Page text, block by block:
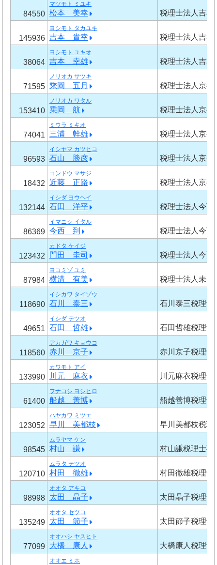
84550
マツモト ミユキ
松本 美幸 税理士法人吉本
145936
ヨシモト タカユキ
吉本 貴幸 税理士法人吉本
38064
ヨシモト ユキオ
吉本 幸雄 税理士法人吉本
71595
ノリオカ サツキ
乘岡 五月 税理士法人京都
153410
ノリオカ ワタル
乗岡 航 税理士法人京都
74041
ミウラ ミキオ
三浦 幹雄 税理士法人京都
96593
イシヤマ カツヒコ
石山 勝彦 税理士法人京
18432
コンドウ マサジ
近藤 正路 税理士法人京
132144
イシダ ヨウヘイ
石田 洋平 税理士法人今西
86369
イマニシ イタル
今西 到 税理士法人今西
123432
カドタ ケイジ
門田 圭司 税理士法人今西
87984
ヨコミゾ ユミ
横溝 有美 税理士法人未
118690
イシカワ タイゾウ
石川 泰三 石川泰三税理士
49651
イシダ テツオ
石田 哲雄 石田哲雄税理士
118560
アカガワ キョウコ
赤川 京子 赤川京子税理士
133990
カワモト アイ
川元 麻衣 川元麻衣税理士
61400
フナコシ ヨシヒロ
船越 善博 船越善博税理士
123052
ハヤカワ ミツエ
早川 美都枝 早川美都枝税理
98545
ムラヤマ ケン
村山 謙 村山謙税理士事
120710
ムラタ テツオ
村田 徹雄 村田徹雄税理士
98998
オオタ アキコ
太田 晶子 太田晶子税理士
135249
オオタ セツコ
太田 節子 太田節子税理士
77099
オオハシ ヤスヒト
大橋 康人 大橋康人税理士
オオエ ミホ